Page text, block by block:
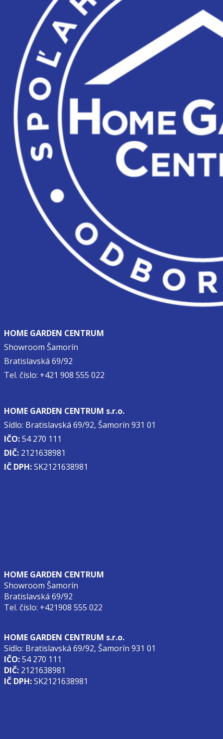
HOME GARDEN CENTRUM
Showroom Šamorín
Bratislavská 69/92
Tel. číslo: +421 908 555 022
HOME GARDEN CENTRUM s.r.o.
Sídlo: Bratislavská 69/92, Šamorín 931 01
IČO:54 270 111
DIČ: 2121638981
IČ DPH:SK2121638981
HOME GARDEN CENTRUM
Showroom Šamorín
Bratislavská 69/92
Tel. číslo: +421908 555 022
HOME GARDEN CENTRUM s.r.o.
Sídlo: Bratislavská 69/92, Šamorín 931 01
IČO:54 270 111
DIČ: 2121638981
IČ DPH:SK2121638981